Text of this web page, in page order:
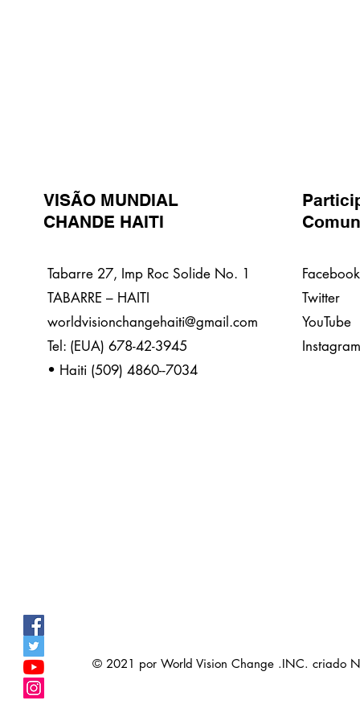
VISÃO MUNDIAL
CHANDE HAITI
Tabarre 27, Imp Roc Solide No. 1
TABARRE – HAITI
worldvisionchangehaiti@gmail.com
Tel: (EUA) 678-42-3945
• Haiti (509) 4860--7034
Facebook
Twitter
YouTube
Instagram
© 2021 por World Vision Change .INC. criado